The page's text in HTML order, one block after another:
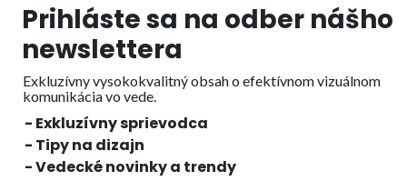
Prihláste sa na odber nášho
newslettera
Exkluzívny vysokokvalitný obsah o efektívnom vizuálnom
komunikácia vo vede.
- Exkluzívny sprievodca
- Tipy na dizajn
- Vedecké novinky a trendy